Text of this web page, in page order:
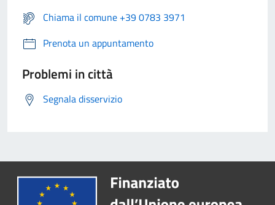
Chiama il comune +39 0783 3971
Prenota un appuntamento
Problemi in città
Segnala disservizio